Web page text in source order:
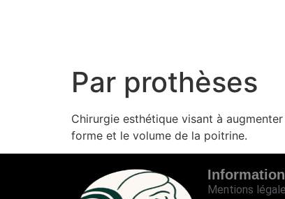
Par prothèses
Chirurgie esthétique visant à
forme et le volume de la poitrine.
Mentions